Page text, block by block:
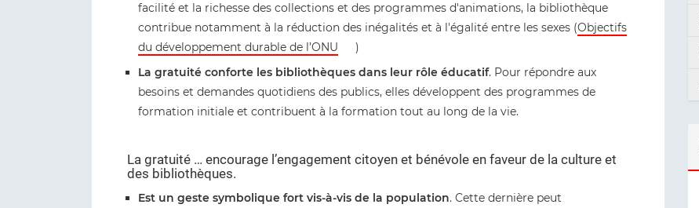
facilité et la richesse des collections et des programmes d'animations, la bibliothèque
contribue notamment à la réduction des inégalités et à l'égalité entre les sexes (Objectifs
du développement durable de l’ONU
)
La gratuité conforte les bibliothèques dans leur rôle éducatif. Pour répondre aux
besoins et demandes quotidiens des publics, elles développent des programmes de
formation initiale et contribuent à la formation tout au long de la vie.
La gratuité … encourage l’engagement citoyen et bénévole en faveur de la culture et
des bibliothèques.
Est un geste symbolique fort vis-à-vis de la population. Cette dernière peut